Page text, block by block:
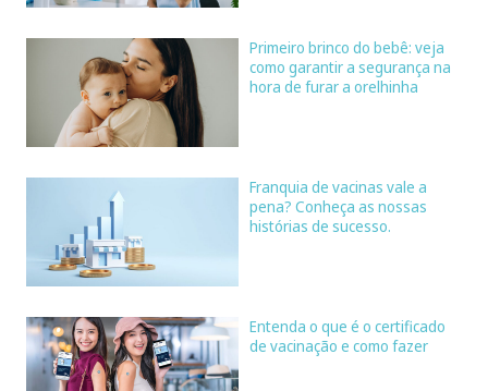
Primeiro brinco do bebê: veja
como garantir a segurança na
hora de furar a orelhinha
Franquia de vacinas vale a
pena? Conheça as nossas
histórias de sucesso.
Entenda o que é o certificado
de vacinação e como fazer